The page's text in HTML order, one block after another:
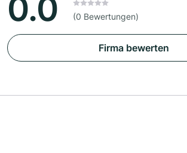
0.0 (0 Bewertungen)
Firma bewerten